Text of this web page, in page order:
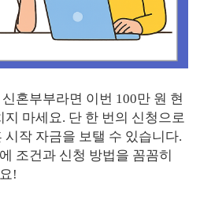
혼부부라면 이번 100만 원 현
마세요. 단 한 번의 신청으로
작 자금을 보탤 수 있습니다.
조건과 신청 방법을 꼼꼼히
!